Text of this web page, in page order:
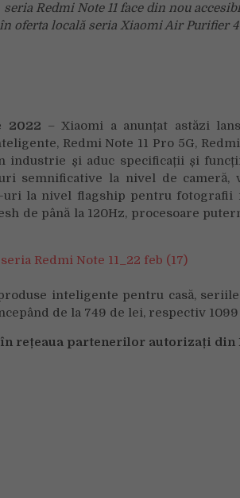
Redmi Note 11 face din nou
oferta locală seria Xiaomi Air Purifier
2022 – Xiaomi a anunțat astăzi
Redmi Note 11 Pro 5G,
industrie și aduc specificații și
semnificative la nivel de cameră,
uri la nivel flagship pentru fotografii
de până la 120Hz, procesoare
inteligente pentru casă,
de la 749 de lei, respectiv
rețeaua partenerilor autorizați din